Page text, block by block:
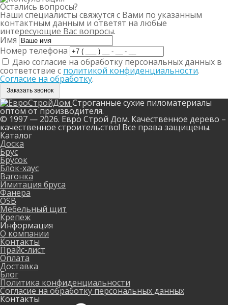
Остались вопросы?
Наши специалисты свяжутся с Вами по указанным
контактным данным и ответят на любые
интересующие Вас вопросы.
Имя
Номер телефона
Даю согласие на обработку персональных данных в
соответствие с политикой конфиденциальности.
Согласие на обработку.
Заказать звонок
Строганные сухие пиломатериалы
оптом от производителя.
© 1997 — 2026. Евро Строй Дом. Качественное дерево –
качественное строительство! Все права защищены.
Каталог
Доска
Брус
Брусок
Блок-хаус
Вагонка
Имитация бруса
Фанера
OSB
Мебельный щит
Крепеж
Информация
О компании
Контакты
Прайс-лист
Оплата
Доставка
Блог
Политика конфиденциальности
Согласие на обработку персональных данных
Контакты